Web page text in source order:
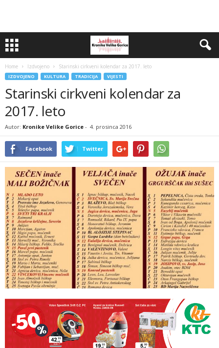
Home Izdvojeno Starinski cirkveni kolendar za 2017. leto
IZDVOJENO KULTURA TRADICIJA VIJESTI
Starinski cirkveni kolendar za
2017. leto
Autor: Kronike Velike Gorice - 4. prosinca 2016
Facebook Twitter